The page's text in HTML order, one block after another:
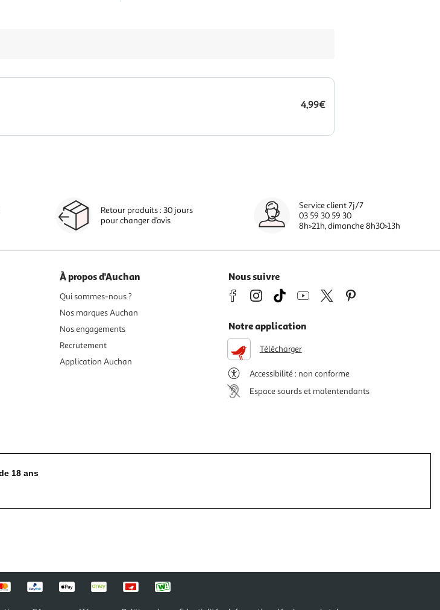
4,99€
Retour produits : 30 jours
pour changer d’avis
Service client 7j/7
03 59 30 59 30
8h>21h, dimanche 8h30>13h
À propos d'Auchan
Qui sommes-nous ?
Nos marques Auchan
Nos engagements
Recrutement
Application Auchan
Nous suivre
Notre application
Télécharger
Accessibilité : non conforme
Espace sourds et malentendants
18 ans